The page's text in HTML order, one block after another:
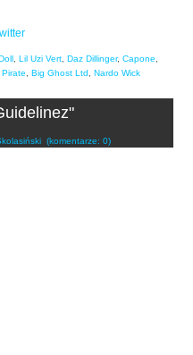
, Lil Uzi Vert, Daz Dillinger, Capone,
, Big Ghost Ltd , Nardo Wick
(komentarze: 0)